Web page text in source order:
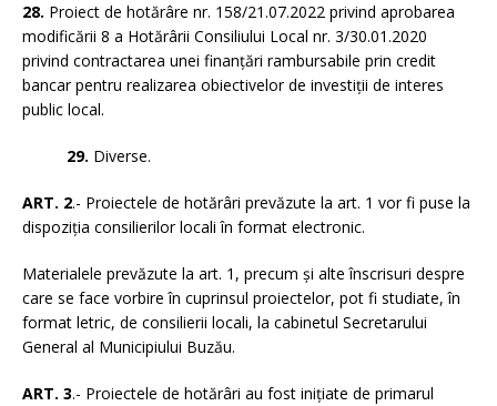
28. Proiect de hotărâre nr. 158/21.07.2022 privind aprobarea
modificării 8 a Hotărârii Consiliului Local nr. 3/30.01.2020
privind contractarea unei finanţări rambursabile prin credit
bancar pentru realizarea obiectivelor de investiţii de interes
public local.
29. Diverse.
ART. 2.- Proiectele de hotărâri prevăzute la art. 1 vor fi puse la
dispoziția consilierilor locali în format electronic.
Materialele prevăzute la art. 1, precum și alte înscrisuri despre
care se face vorbire în cuprinsul proiectelor, pot fi studiate, în
format letric, de consilierii locali, la cabinetul Secretarului
General al Municipiului Buzău.
ART. 3.- Proiectele de hotărâri au fost inițiate de primarul